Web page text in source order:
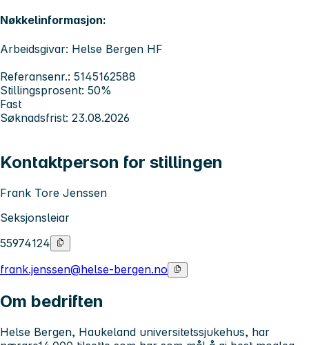
Nøkkelinformasjon:
Arbeidsgivar: Helse Bergen HF
Referansenr.: 5145162588
Stillingsprosent: 50%
Fast
Søknadsfrist: 23.08.2026
Kontaktperson for stillingen
Frank Tore Jenssen
Seksjonsleiar
55974124
frank.jenssen@helse-bergen.no
Om bedriften
Helse Bergen, Haukeland universitetssjukehus, har